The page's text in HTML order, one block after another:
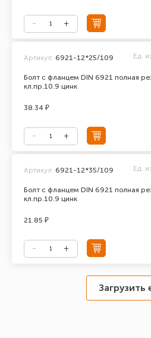
Болт с фланцем DIN 6921 полная
кл.пр.10.9 цинк
Артикул: 6921-12*25/109 Ед.
38.34 ₽
Болт с фланцем DIN 6921 полная
кл.пр.10.9 цинк
Артикул: 6921-12*35/109 Ед.
21.85 ₽
Загрузить